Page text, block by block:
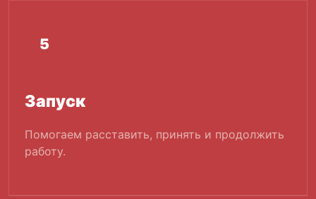
5
Запуск
Помогаем расставить, принять и продолжить
работу.